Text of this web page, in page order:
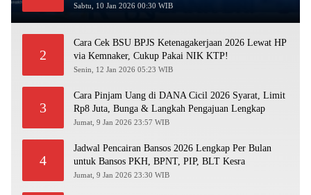
Sabtu, 10 Jan 2026 00:30 WIB
2
Cara Cek BSU BPJS Ketenagakerjaan 2026 Lewat HP
via Kemnaker, Cukup Pakai NIK KTP!
Senin, 12 Jan 2026 05:23 WIB
3
Cara Pinjam Uang di DANA Cicil 2026 Syarat, Limit
Rp8 Juta, Bunga & Langkah Pengajuan Lengkap
Jumat, 9 Jan 2026 23:57 WIB
4
Jadwal Pencairan Bansos 2026 Lengkap Per Bulan
untuk Bansos PKH, BPNT, PIP, BLT Kesra
Jumat, 9 Jan 2026 23:30 WIB